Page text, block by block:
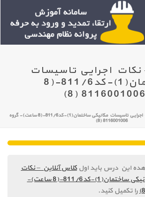
نکات اجرایی تاسیسات
مکانیکی ساختمان(1)-کد811/6-(8
آزمون نهایی – نکات اجرایی تاسیسات مکانیکی ساختمان(1)-کد811/6-(8 ساعت)- گروه
8116001006 (8)
این درس باید اولکلاس آنلاین – نکات
اجرایی تاسیسات مکانیکی ساختمان(1)-کد811/6-(8 ساعت)-
را تکمیل کنید.